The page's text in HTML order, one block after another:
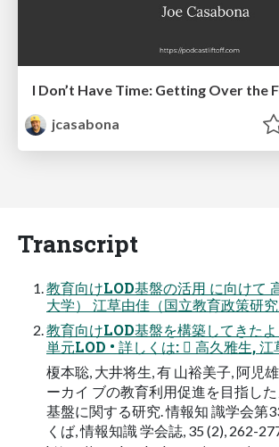
jcasabona
Transcript
教育向けLOD基盤の活用 に向けて
大学） 江草由佳（国立教育政策研
教育向けLOD基盤を構築してきたよ
単元LOD • 詳しくは:  高久雅生, 江
榎本聡, 大井将生, 有 山裕美子, 阿児
ーカイ ブの教育利用促進を目指し
基盤に関する研究. 情報知 識学会第
くば, 情報知識 学会誌, 35 (2), 262-